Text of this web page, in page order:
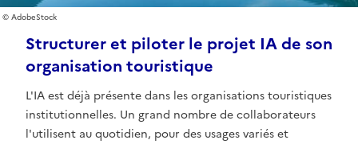
Structurer et piloter le projet IA de son
organisation touristique
L'IA est déjà présente dans les organisations touristiques
institutionnelles. Un grand nombre de collaborateurs
l'utilisent au quotidien, pour des usages variés et
AdobeStock